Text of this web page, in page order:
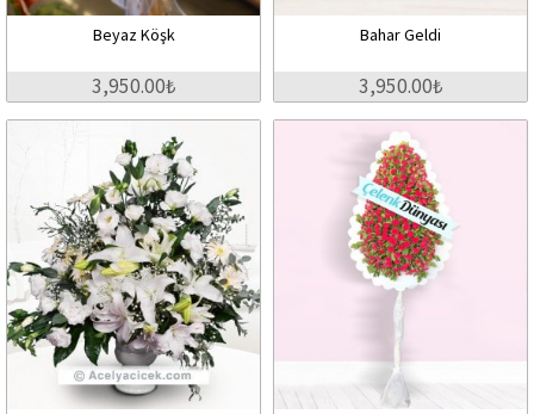
Beyaz Köşk
3,950.00₺
Bahar Geldi
3,950.00₺